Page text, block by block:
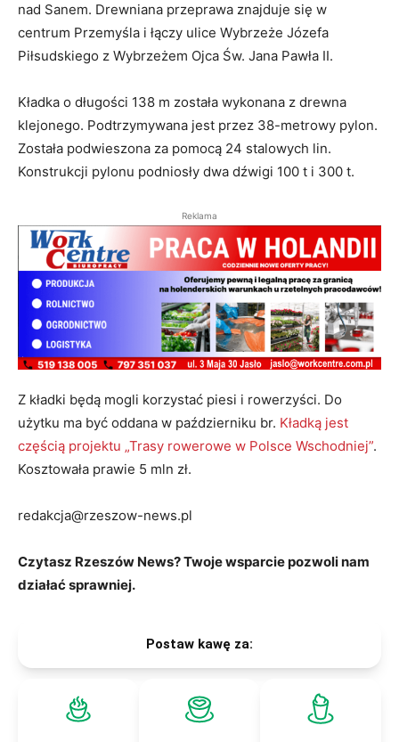
nad Sanem. Drewniana przeprawa znajduje się w
centrum Przemyśla i łączy ulice Wybrzeże Józefa
Piłsudskiego z Wybrzeżem Ojca Św. Jana Pawła II.
Kładka o długości 138 m została wykonana z drewna
klejonego. Podtrzymywana jest przez 38-metrowy pylon.
Została podwieszona za pomocą 24 stalowych lin.
Konstrukcji pylonu podniosły dwa dźwigi 100 t i 300 t.
Reklama
Z kładki będą mogli korzystać piesi i rowerzyści. Do
użytku ma być oddana w październiku br. Kładką jest
częścią projektu „Trasy rowerowe w Polsce Wschodniej”.
Kosztowała prawie 5 mln zł.
redakcja@rzeszow-news.pl
Czytasz Rzeszów News? Twoje wsparcie pozwoli nam
działać sprawniej.
Postaw kawę za: